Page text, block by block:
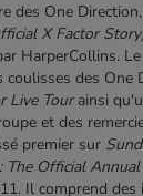
des One Direction,
X Factor
HarperCollins.
coulisses des One
Live Tourainsi
et des
premier sur
The Official
. Il comprend